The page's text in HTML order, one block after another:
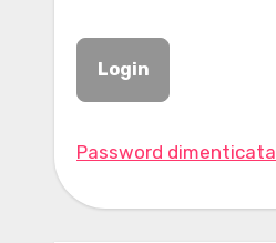
Password dimenticata